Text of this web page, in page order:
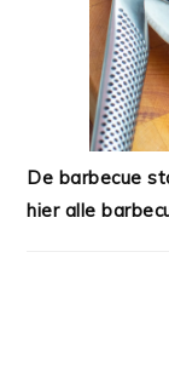
De barbecue
hier alle